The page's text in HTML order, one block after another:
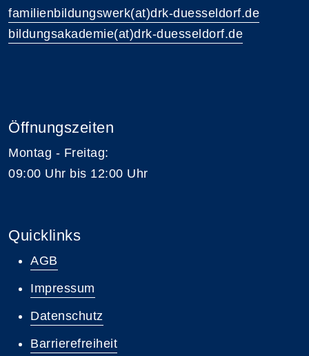
familienbildungswerk(at)drk-duesseldorf.de
bildungsakademie(at)drk-duesseldorf.de
Öffnungszeiten
Montag - Freitag:
09:00 Uhr bis 12:00 Uhr
Quicklinks
AGB
Impressum
Datenschutz
Barrierefreiheit